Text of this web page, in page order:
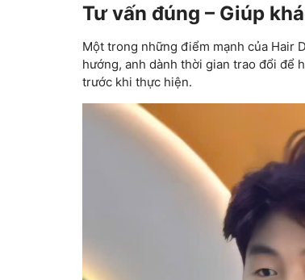
Tư vấn đúng – Giúp
Một trong những điểm mạnh của Hair
hướng, anh dành thời gian trao đổi để
trước khi thực hiện.